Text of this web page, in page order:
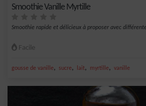
Smoothie Vanille Myrtille
Smoothie rapide et délicieux à proposer avec
Facile
gousse de vanille, sucre, lait, myrtille, vanille